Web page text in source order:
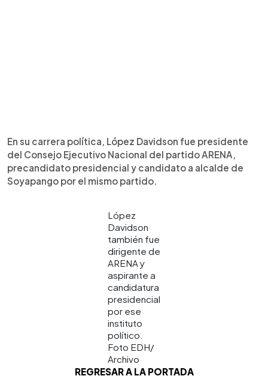
En su carrera política, López Davidson fue presidente
del Consejo Ejecutivo Nacional del partido ARENA,
precandidato presidencial y candidato a alcalde de
Soyapango por el mismo partido.
López
Davidson
también fue
dirigente de
ARENA y
aspirante a
candidatura
presidencial
por ese
instituto
político.
Foto EDH/
Archivo
REGRESAR A LA PORTADA